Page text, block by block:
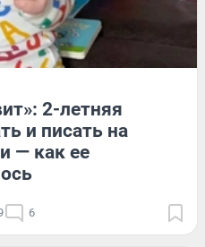
2-летняя
и писать на
— как ее
6